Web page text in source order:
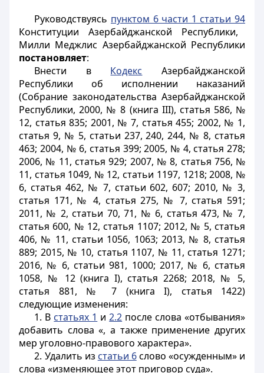
Руководствуясь пунктом 6 части 1 статьи 94
Конституции Азербайджанской Республики,
Милли Меджлис Азербайджанской Республики
постановляет:
Внести в Кодекс Азербайджанской
Республики об исполнении наказаний
(Собрание законодательства Азербайджанской
Республики, 2000, № 8 (книга III), статья 586, №
12, статья 835; 2001, № 7, статья 455; 2002, № 1,
статья 9, № 5, статьи 237, 240, 244, № 8, статья
463; 2004, № 6, статья 399; 2005, № 4, статья 278;
2006, № 11, статья 929; 2007, № 8, статья 756, №
11, статья 1049, № 12, статьи 1197, 1218; 2008, №
6, статья 462, № 7, статьи 602, 607; 2010, № 3,
статья 171, № 4, статья 275, № 7, статья 591;
2011, № 2, статьи 70, 71, № 6, статья 473, № 7,
статья 600, № 12, статья 1107; 2012, № 5, статья
406, № 11, статьи 1056, 1063; 2013, № 8, статья
889; 2015, № 10, статья 1107, № 11, статья 1271;
2016, № 6, статьи 981, 1000; 2017, № 6, статья
1058, № 12 (книга I), статья 2268; 2018, № 5,
статья 881, № 7 (книга I), статья 1422)
следующие изменения:
1. В статьях 1 и2.2 после слова «отбывания»
добавить слова «, а также применение других
мер уголовно-правового характера».
2. Удалить из статьи 6слово «осужденным» и
слова «изменяющее этот приговор суда».